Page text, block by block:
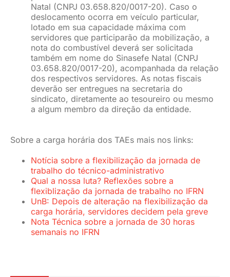
Natal (CNPJ 03.658.820/0017-20). Caso o
deslocamento ocorra em veículo particular,
lotado em sua capacidade máxima com
servidores que participarão da mobilização, a
nota do combustível deverá ser solicitada
também em nome do Sinasefe Natal (CNPJ
03.658.820/0017-20), acompanhada da relação
dos respectivos servidores. As notas fiscais
deverão ser entregues na secretaria do
sindicato, diretamente ao tesoureiro ou mesmo
a algum membro da direção da entidade.
Sobre a carga horária dos TAEs mais nos links:
Notícia sobre a flexibilização da jornada de
trabalho do técnico-administrativo
Qual a nossa luta? Reflexões sobre a
flexiblização da jornada de trabalho no IFRN
UnB: Depois de alteração na flexibilização da
carga horária, servidores decidem pela greve
Nota Técnica sobre a jornada de 30 horas
semanais no IFRN